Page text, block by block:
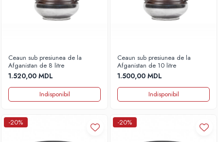
Ceaun sub presiunea de la
Afganistan de 8 litre
1.520,00 MDL
Indisponibil
Ceaun sub presiunea de la
Afganistan de 10 litre
1.500,00 MDL
Indisponibil
-20% -20%